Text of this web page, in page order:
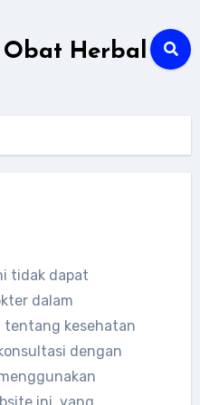
Herbal
tidak dapat
dalam
tentang kesehatan
dengan